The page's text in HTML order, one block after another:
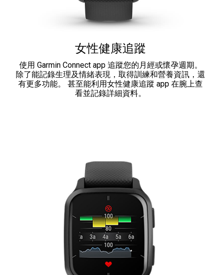
女性健康追蹤
使用 Garmin Connect app 追蹤您的月經或懷孕週期。
除了能記錄生理及情緒表現，取得訓練和營養資訊，還
有更多功能。 甚至能利用女性健康追蹤 app 在腕上查
看並記錄詳細資料。